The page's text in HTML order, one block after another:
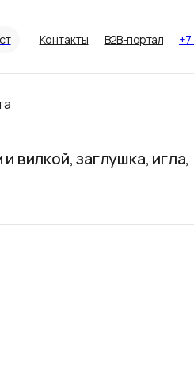
Контакты B2B-портал
вилкой, заглушка, игла,